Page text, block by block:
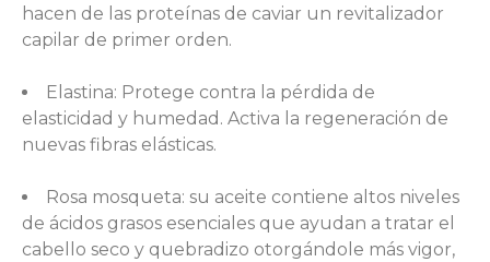
hacen de las proteínas de caviar un revitalizador
capilar de primer orden.
Elastina: Protege contra la pérdida de
elasticidad y humedad. Activa la regeneración de
nuevas fibras elásticas.
Rosa mosqueta: su aceite contiene altos niveles
de ácidos grasos esenciales que ayudan a tratar el
cabello seco y quebradizo otorgándole más vigor,